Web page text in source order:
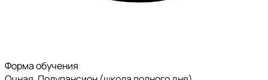
Форма обучения